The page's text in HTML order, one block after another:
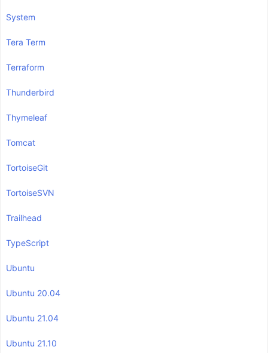
System
Tera Term
Terraform
Thunderbird
Thymeleaf
Tomcat
TortoiseGit
TortoiseSVN
Trailhead
TypeScript
Ubuntu
Ubuntu 20.04
Ubuntu 21.04
Ubuntu 21.10